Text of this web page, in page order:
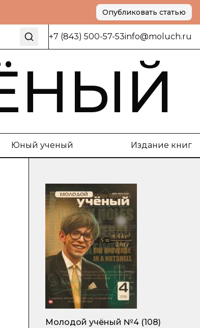
Опубликовать статью
+7 (843) 500-57-53info@moluch.ru
Юный ученый Издание книг
Молодой учёный №4 (108)